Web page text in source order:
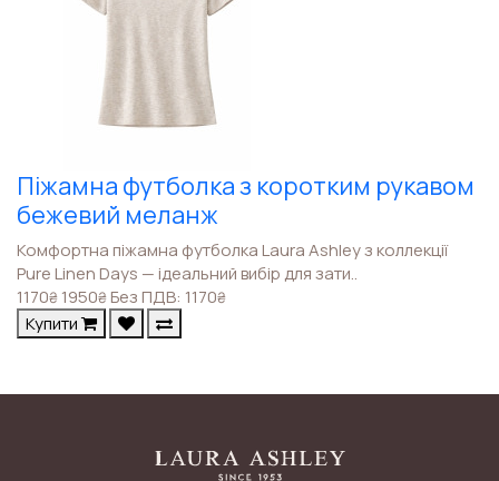
Піжамна футболка з коротким рукавом
бежевий меланж
Комфортна піжамна футболка Laura Ashley з коллекції
Pure Linen Days — ідеальний вибір для зати..
1170₴ 1950₴Без ПДВ: 1170₴
Купити